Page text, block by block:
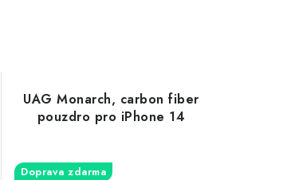
UAG Monarch, carbon fiber
pouzdro pro iPhone 14
Doprava zdarma